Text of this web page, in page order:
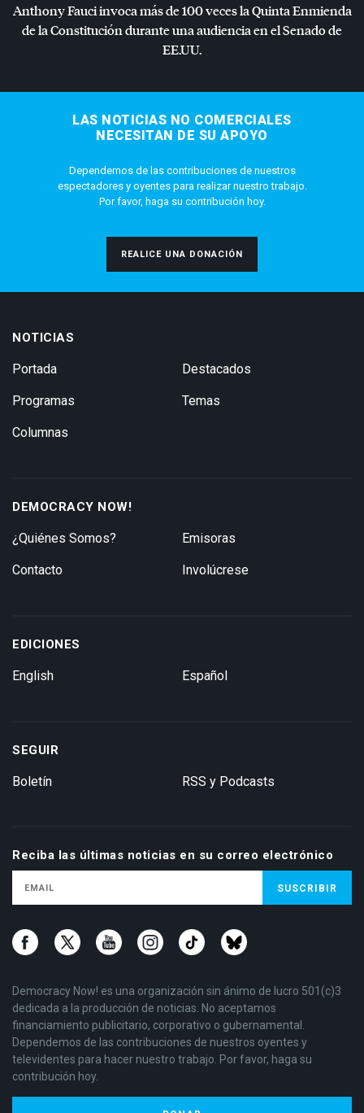
Anthony Fauci invoca más de 100 veces la Quinta Enmienda
de la Constitución durante una audiencia en el Senado de
EE.UU.
LAS NOTICIAS NO COMERCIALES
NECESITAN DE SU APOYO
Dependemos de las contribuciones de nuestros
espectadores y oyentes para realizar nuestro trabajo.
Por favor, haga su contribución hoy.
REALICE UNA DONACIÓN
NOTICIAS
Portada
Programas
Columnas
Destacados
Temas
DEMOCRACY NOW!
¿Quiénes Somos?
Contacto
Emisoras
Involúcrese
EDICIONES
English Español
SEGUIR
Boletín RSS y Podcasts
Reciba las últimas noticias en su correo electrónico
Democracy Now! es una organización sin ánimo de lucro 501(c)3
dedicada a la producción de noticias. No aceptamos
financiamiento publicitario, corporativo o gubernamental.
Dependemos de las contribuciones de nuestros oyentes y
televidentes para hacer nuestro trabajo. Por favor, haga su
contribución hoy.